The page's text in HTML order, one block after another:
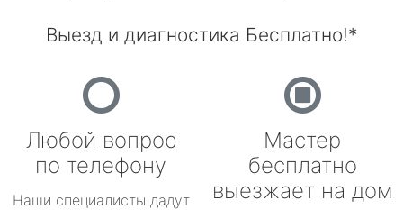
Выезд и диагностика Бесплатно!*
Любой вопрос
по телефону
Наши специалисты дадут
Мастер
бесплатно
выезжает на дом